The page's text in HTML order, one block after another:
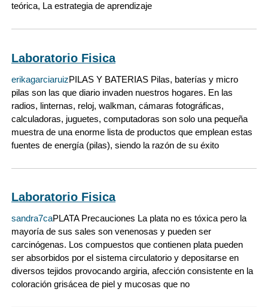
teórica, La estrategia de aprendizaje
Laboratorio Fisica
erikagarciaruizPILAS Y BATERIAS Pilas, baterías y micro
pilas son las que diario invaden nuestros hogares. En las
radios, linternas, reloj, walkman, cámaras fotográficas,
calculadoras, juguetes, computadoras son solo una pequeña
muestra de una enorme lista de productos que emplean estas
fuentes de energía (pilas), siendo la razón de su éxito
Laboratorio Fisica
sandra7caPLATA Precauciones La plata no es tóxica pero la
mayoría de sus sales son venenosas y pueden ser
carcinógenas. Los compuestos que contienen plata pueden
ser absorbidos por el sistema circulatorio y depositarse en
diversos tejidos provocando argiria, afección consistente en la
coloración grisácea de piel y mucosas que no